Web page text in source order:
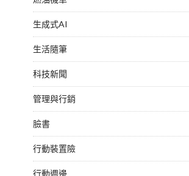
生成式AI
生活隨筆
科技新聞
管理與行銷
臉書
行動裝置險
行動週邊